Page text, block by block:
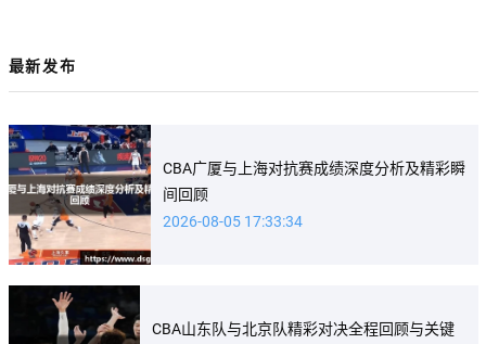
最新发布
CBA广厦与上海对抗赛成绩深度分析及精彩瞬
间回顾
2026-08-05 17:33:34
CBA山东队与北京队精彩对决全程回顾与关键